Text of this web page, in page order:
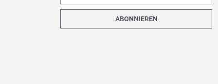
ABONNIEREN